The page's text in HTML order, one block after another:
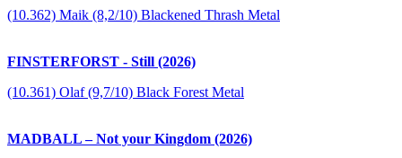
(10.362) Maik (8,2/10) Blackened Thrash Metal
FINSTERFORST - Still (2026)
(10.361) Olaf (9,7/10) Black Forest Metal
MADBALL – Not your Kingdom (2026)